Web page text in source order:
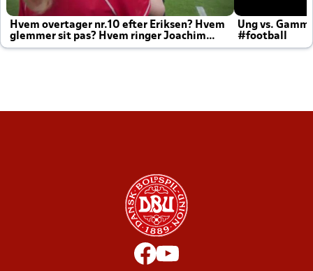
Hvem overtager nr.10 efter Eriksen? Hvem
glemmer sit pas? Hvem ringer Joachim
altid til efter kampe?
Ung vs.
#football